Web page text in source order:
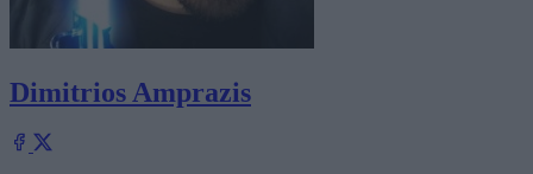
Dimitrios Amprazis